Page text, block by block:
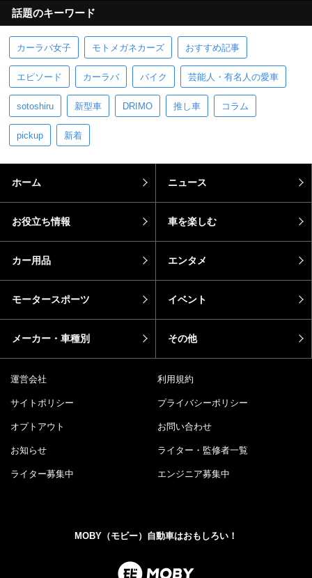
話題のキーワード
カーラバ女子 モトメガネカーズ おすすめ記事
エピソード カーラバ バイク 芸能人・有名人の愛車
sotoshiru 新型車 DRIMO 推し車 コラム
pickup 新着
ホーム ニュース
お役立ち情報 車を楽しむ
カー用品 エンタメ
モータースポーツ イベント
メーカー・車種別 その他
運営会社 利用規約
サイトポリシー プライバシーポリシー
オプトアウト お問い合わせ
お知らせ ライター・監修者一覧
ライター募集中 エンジニア募集中
MOBY（モビー）自動車はおもしろい！